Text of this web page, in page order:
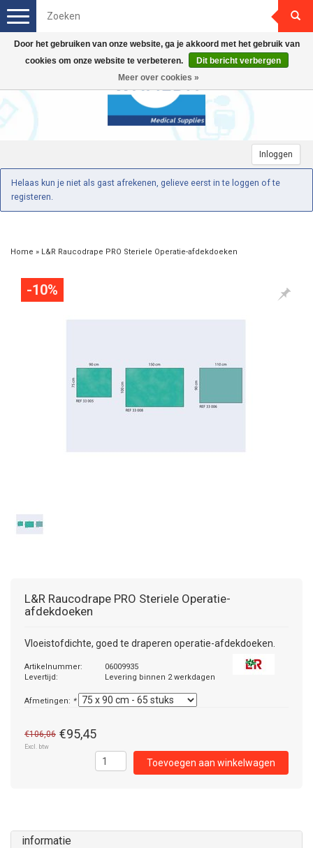
Inloggen
Toggle
Helaas kun je niet als gast afrekenen, gelieve eerst in te loggen of te
registeren.
Home » L&R Raucodrape PRO Steriele Operatie-afdekdoeken
-10%
L&R Raucodrape PRO Steriele Operatie-
afdekdoeken
Vloeistofdichte, goed te draperen operatie-afdekdoeken.
Artikelnummer:
06009935
Levertijd:
Levering binnen 2 werkdagen
Afmetingen: *
€106,06 €95,45
Excl. btw
Toevoegen aan winkelwagen
informatie
Door het gebruiken van onze website, ga je akkoord met het gebruik van
cookies om onze website te verbeteren.
Dit bericht verbergen
Meer over cookies »